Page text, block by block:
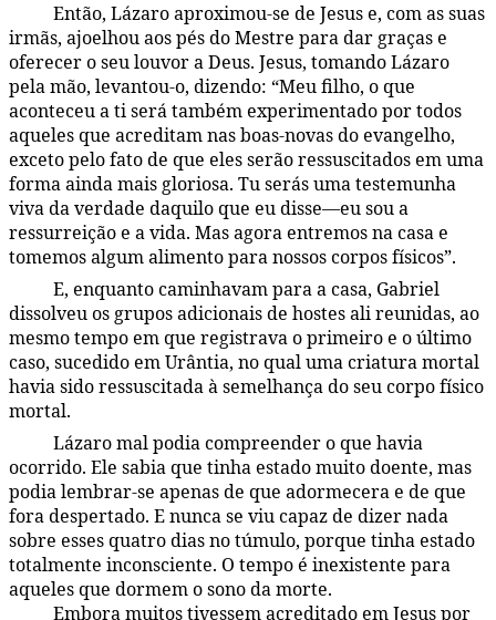
Então, Lázaro aproximou-se de Jesus e, com as suas
irmãs, ajoelhou aos pés do Mestre para dar graças e
oferecer o seu louvor a Deus. Jesus, tomando Lázaro
pela mão, levantou-o, dizendo: “Meu filho, o que
aconteceu a ti será também experimentado por todos
aqueles que acreditam nas boas-novas do evangelho,
exceto pelo fato de que eles serão ressuscitados em uma
forma ainda mais gloriosa. Tu serás uma testemunha
viva da verdade daquilo que eu disse—eu sou a
ressurreição e a vida. Mas agora entremos na casa e
tomemos algum alimento para nossos corpos físicos”.
E, enquanto caminhavam para a casa, Gabriel
dissolveu os grupos adicionais de hostes ali reunidas, ao
mesmo tempo em que registrava o primeiro e o último
caso, sucedido em Urântia, no qual uma criatura mortal
havia sido ressuscitada à semelhança do seu corpo físico
mortal.
Lázaro mal podia compreender o que havia
ocorrido. Ele sabia que tinha estado muito doente, mas
podia lembrar-se apenas de que adormecera e de que
fora despertado. E nunca se viu capaz de dizer nada
sobre esses quatro dias no túmulo, porque tinha estado
totalmente inconsciente. O tempo é inexistente para
aqueles que dormem o sono da morte.
168:2.10Embora muitos tivessem acreditado em Jesus por